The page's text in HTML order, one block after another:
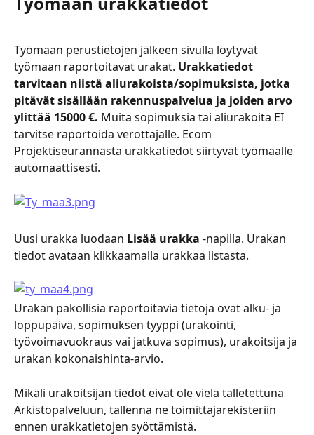
Työmaan perustietojen jälkeen sivulla löytyvät
työmaan raportoitavat urakat. Urakkatiedot
tarvitaan niistä aliurakoista/sopimuksista, jotka
pitävät sisällään rakennuspalvelua ja joiden arvo
ylittää 15000 €. Muita sopimuksia tai aliurakoita EI
tarvitse raportoida verottajalle. Ecom
Projektiseurannasta urakkatiedot siirtyvät työmaalle
automaattisesti.
Uusi urakka luodaan Lisää urakka -napilla. Urakan
tiedot avataan klikkaamalla urakkaa listasta.
Urakan pakollisia raportoitavia tietoja ovat alku- ja
loppupäivä, sopimuksen tyyppi (urakointi,
työvoimavuokraus vai jatkuva sopimus), urakoitsija ja
urakan kokonaishinta-arvio.
Mikäli urakoitsijan tiedot eivät ole vielä talletettuna
Arkistopalveluun, tallenna ne toimittajarekisteriin
ennen urakkatietojen syöttämistä.